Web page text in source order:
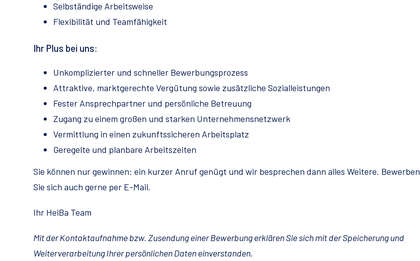
Selbständige Arbeitsweise
Flexibilität und Teamfähigkeit
Ihr Plus bei uns:
Unkomplizierter und schneller Bewerbungsprozess
Attraktive, marktgerechte Vergütung sowie zusätzliche Sozialleistungen
Fester Ansprechpartner und persönliche Betreuung
Zugang zu einem großen und starken Unternehmensnetzwerk
Vermittlung in einen zukunftssicheren Arbeitsplatz
Geregelte und planbare Arbeitszeiten
Sie können nur gewinnen: ein kurzer Anruf genügt und wir besprechen dann alles Weitere. Bewerben
Sie sich auch gerne per E-Mail.
Ihr HeiBa Team
Mit der Kontaktaufnahme bzw. Zusendung einer Bewerbung erklären Sie sich mit der Speicherung und
Weiterverarbeitung Ihrer persönlichen Daten einverstanden.